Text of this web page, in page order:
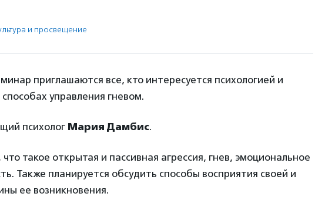
и просвещение
приглашаются все, кто интересуется психологией и
управления гневом.
психолог Мария Дамбис.
такое открытая и пассивная агрессия, гнев, эмоциональное
Также планируется обсудить способы восприятия своей и
ее возникновения.